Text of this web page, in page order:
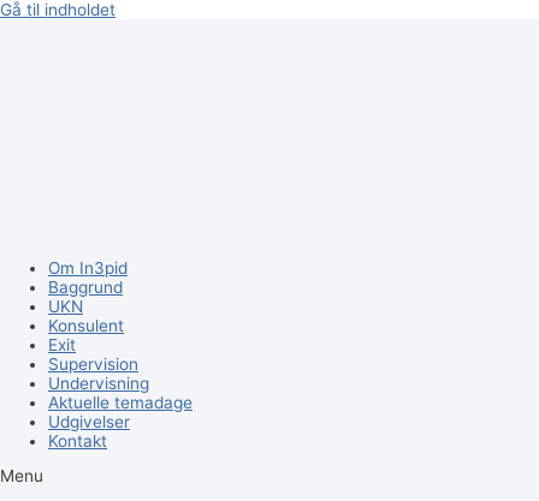
Gå til indholdet
Om In3pid
Baggrund
UKN
Konsulent
Exit
Supervision
Undervisning
Aktuelle temadage
Udgivelser
Kontakt
Menu